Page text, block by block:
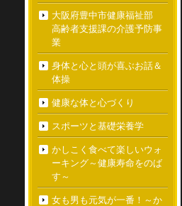
大阪府豊中市健康福祉部
高齢者支援課の介護予防事
業
身体と心と頭が喜ぶお話＆
体操
健康な体と心づくり
スポーツと基礎栄養学
かしこく食べて楽しいウォ
ーキング～健康寿命をのば
す～
女も男も元気が一番！～か